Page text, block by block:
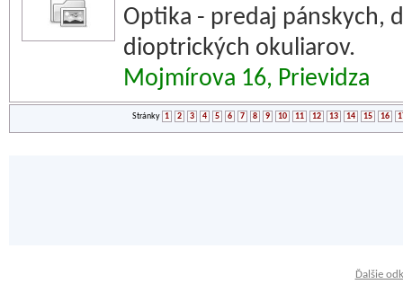
Optika - predaj pánskych,
dioptrických okuliarov.
Mojmírova 16, Prievidza
Stránky 1 2 3 4 5 6 7 8 9 10 11 12 13 14 15 16
Ďalšie